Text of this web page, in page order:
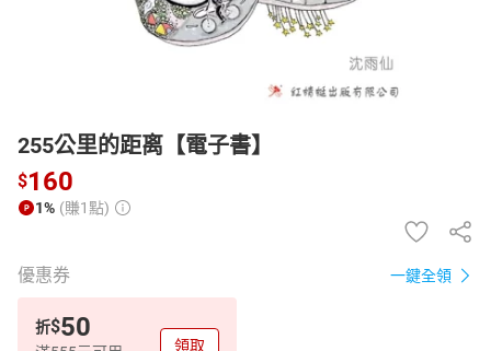
255公里的距离【電子書】
$160
1% (賺1點)
優惠券 一鍵全領
折$50
領取